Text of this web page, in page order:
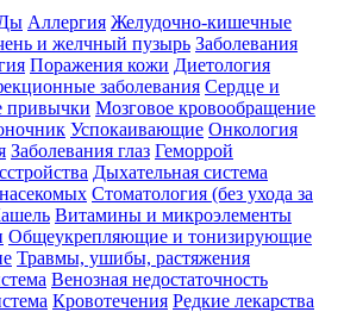
Аллергия Желудочно-кишечные
и желчный пузырь Заболевания
Поражения кожи Диетология
заболевания Сердце и
привычки Мозговое кровообращение
Успокаивающие Онкология
Заболевания глаз Геморрой
Дыхательная система
Стоматология (без ухода за
Витамины и микроэлементы
Общеукрепляющие и тонизирующие
Травмы, ушибы, растяжения
Венозная недостаточность
Кровотечения Редкие лекарства